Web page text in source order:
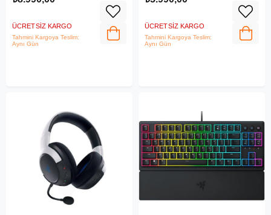
ÜCRETSIZ KARGO
Tahmini Kargoya Teslim:
Aynı Gün
ÜCRETSIZ KARGO
Tahmini Kargoya Teslim:
Aynı Gün